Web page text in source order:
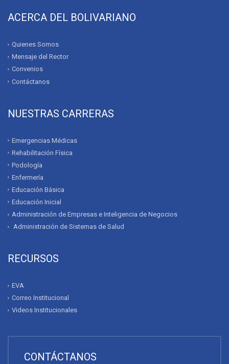
ACERCA DEL BOLIVARIANO
Quienes Somos
Mensaje del Rector
Convenios
Contáctanos
NUESTRAS CARRERAS
Emergencias Médicas
Rehabilitación Física
Podología
Enfermería
Educación Básica
Educación Inicial
Administración de Empresas e Inteligencia de Negocios
Administración de Sistemas de Salud
RECURSOS
EVA
Correo Institucional
Videos Institucionales
CONTÁCTANOS